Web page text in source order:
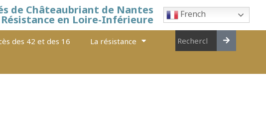
de Châteaubriant de Nantes
en Loire-Inférieure French
des 42 et des 16 La résistance